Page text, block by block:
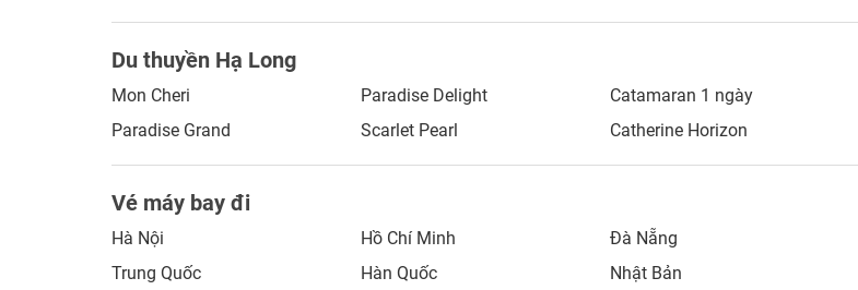
Du thuyền Hạ Long
Mon Cheri Paradise Delight Catamaran 1 ngày
Paradise Grand
Scarlet Pearl Catherine Horizon
Vé máy bay đi
Hà Nội Hồ Chí Minh Đà Nẵng
Trung Quốc
Hàn Quốc Nhật Bản